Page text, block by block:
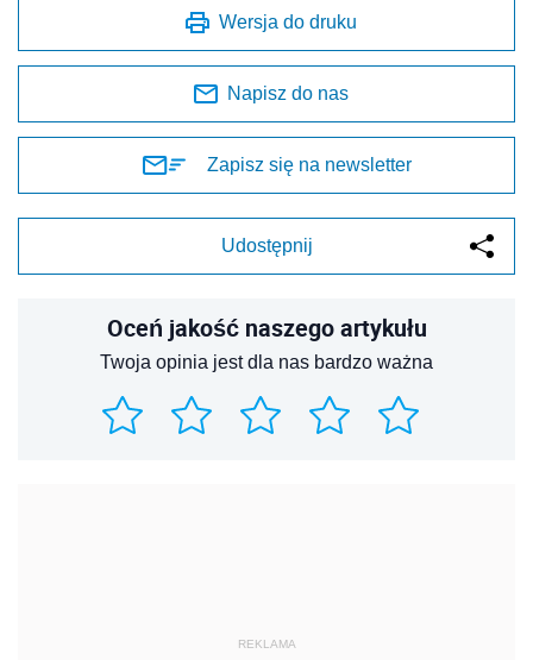
Wersja do druku
Napisz do nas
Zapisz się na newsletter
Udostępnij
Oceń jakość naszego artykułu
Twoja opinia jest dla nas bardzo ważna
REKLAMA